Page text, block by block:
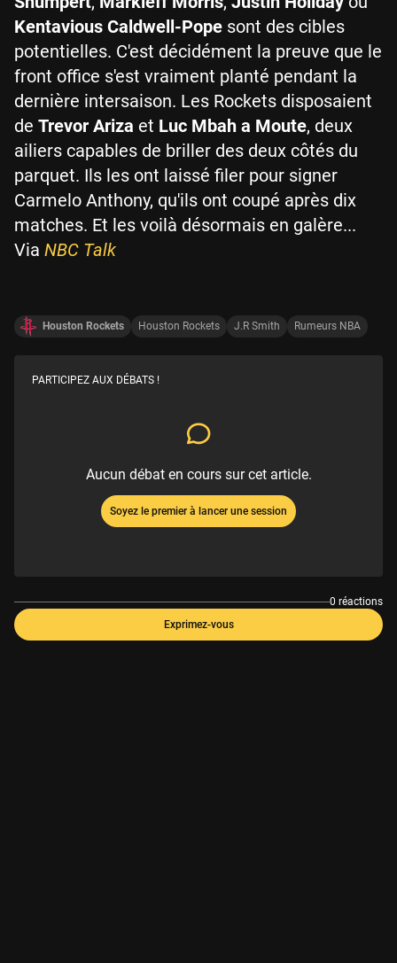
Kentavious Caldwell-Pope sont des cibles
potentielles. C'est décidément la preuve que le
front office s'est vraiment planté pendant la
dernière intersaison. Les Rockets disposaient
de Trevor Ariza et Luc Mbah a Moute, deux
ailiers capables de briller des deux côtés du
parquet. Ils les ont laissé filer pour signer
Carmelo Anthony, qu'ils ont coupé après dix
matches. Et les voilà désormais en galère...
Via NBC Talk
Houston Rockets Houston Rockets J.R Smith Rumeurs NBA
PARTICIPEZ AUX DÉBATS !
Aucun débat en cours sur cet article.
Soyez le premier à lancer une session
0 réactions
Exprimez-vous